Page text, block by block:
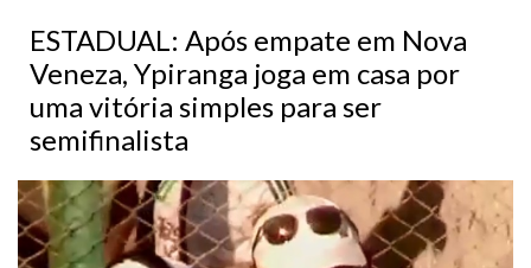
ESTADUAL: Após empate em Nova
Veneza, Ypiranga joga em casa por
uma vitória simples para ser
semifinalista